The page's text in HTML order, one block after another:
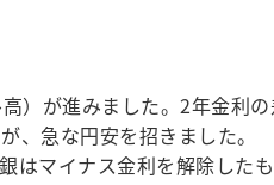
が進みました。2年金利
、急な円安を招きました。
マイナス金利を解除した